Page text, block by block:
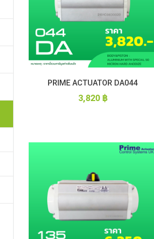
PRIME ACTUATOR DA044
3,820 ฿